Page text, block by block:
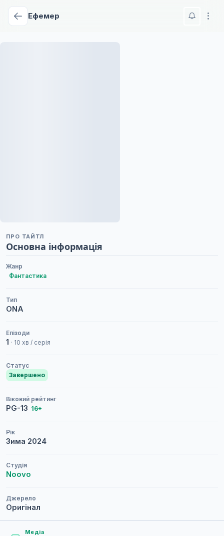
Ефемер
ПРО ТАЙТЛ
Основна інформація
Жанр
Фантастика
Тип
ONA
Епізоди
1 · 10 хв / серія
Статус
Завершено
Віковий рейтинг
PG-13 16+
Рік
Зима 2024
Студія
Noovo
Джерело
Оригінал
Медіа